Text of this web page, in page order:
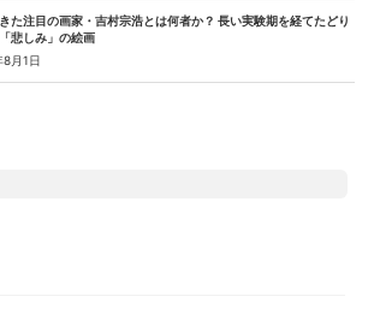
た注目の画家・吉村宗浩とは何者か？ 長い実験期を経てたどり
悲しみ」の絵画
月1日